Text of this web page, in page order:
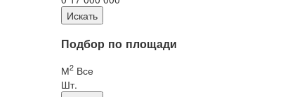
Подбор по площади
М2 Все
Шт.